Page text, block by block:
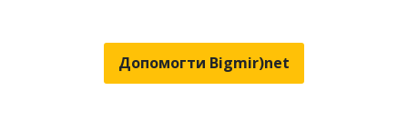
Допомогти Bigmir)net